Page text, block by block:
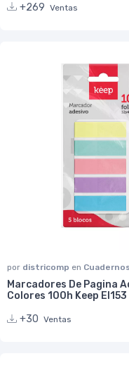
+269 Ventas
por districomp en
Marcadores De Pagina
Colores 100h Keep EI153
+30 Ventas